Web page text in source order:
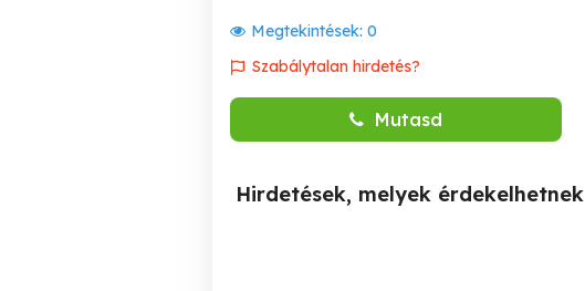
Megtekintések: 0
Szabálytalan hirdetés?
Mutasd
Hirdetések, melyek érdekelhetnek